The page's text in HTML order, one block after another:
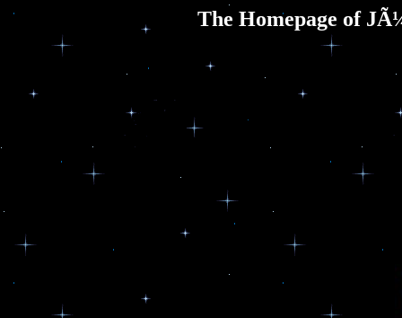
The Homepage of